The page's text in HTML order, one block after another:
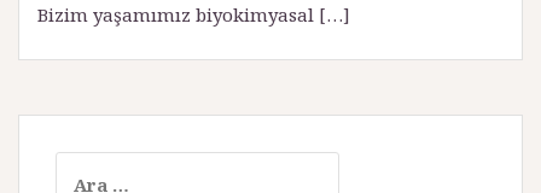
Bizim yaşamımız biyokimyasal […]